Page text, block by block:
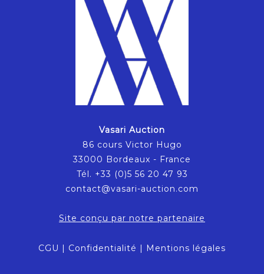
Vasari Auction
86 cours Victor Hugo
33000 Bordeaux - France
Tél. +33 (0)5 56 20 47 93
contact@vasari-auction.com
Site conçu par notre partenaire
CGU | Confidentialité | Mentions légales